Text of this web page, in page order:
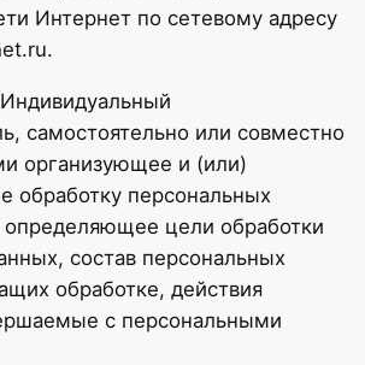
Интернет по сетевому адресу
самостоятельно или совместно
организующее и (или)
обработку персональных
цели обработки
состав персональных
обработке, действия
с персональными